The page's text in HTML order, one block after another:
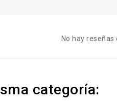
No hay
categoría: